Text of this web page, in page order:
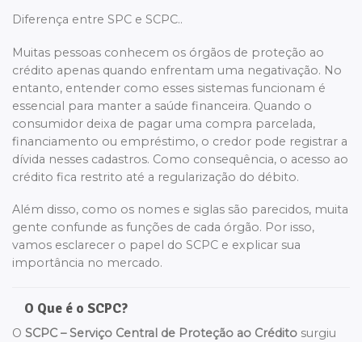
Diferença entre SPC e SCPC..
Muitas pessoas conhecem os órgãos de proteção ao
crédito apenas quando enfrentam uma negativação. No
entanto, entender como esses sistemas funcionam é
essencial para manter a saúde financeira. Quando o
consumidor deixa de pagar uma compra parcelada,
financiamento ou empréstimo, o credor pode registrar a
dívida nesses cadastros. Como consequência, o acesso ao
crédito fica restrito até a regularização do débito.
Além disso, como os nomes e siglas são parecidos, muita
gente confunde as funções de cada órgão. Por isso,
vamos esclarecer o papel do SCPC e explicar sua
importância no mercado.
O Que é o SCPC?
O SCPC – Serviço Central de Proteção ao Crédito surgiu